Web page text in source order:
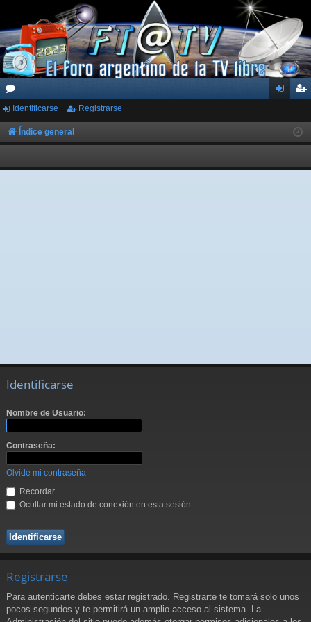
or
os
ar
ist
rs
Identificarse Registrarse
Índice general
Identificarse
Nombre de Usuario:
Contraseña:
Olvidé mi contraseña
Recordar
Ocultar mi estado de conexión en esta sesión
Registrarse
Para autenticarte debes estar registrado. Registrarte te tomará solo unos
pocos segundos y te permitirá un amplio acceso al sistema. La